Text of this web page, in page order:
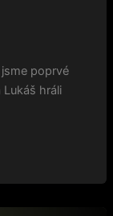
poprvé
hráli